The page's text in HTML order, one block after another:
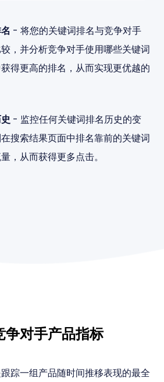
- 将您的关键词排名与竞争对手
，并分析竞争对手使用哪些关键词
得更高的排名，从而实现更优越的
- 监控任何关键词排名历史的变
搜索结果页面中排名靠前的关键词
，从而获得更多点击。
争对手产品指标
踪一组产品随时间推移表现的最全